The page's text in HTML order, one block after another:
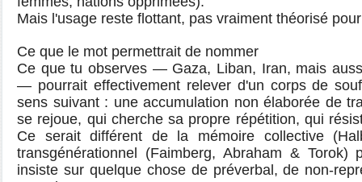
Mais l'usage reste flottant, pas vraiment théorisé
Ce que le mot permettrait de nommer
Ce que tu observes — Gaza, Liban, Iran, mais
— pourrait effectivement relever d'un corps de
sens suivant : une accumulation non élaborée de
se rejoue, qui cherche sa propre répétition, qui
Ce serait différent de la mémoire collective
transgénérationnel (Faimberg, Abraham &
insiste sur quelque chose de préverbal, de non-